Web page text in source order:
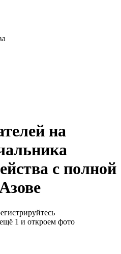
на
с полной
1 и откроем фото